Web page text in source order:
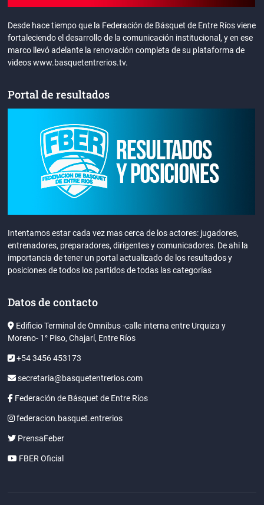
Desde hace tiempo que la Federación de Básquet de Entre Ríos viene
fortaleciendo el desarrollo de la comunicación institucional, y en ese
marco llevó adelante la renovación completa de su plataforma de
videos www.basquetentrerios.tv.
Portal de resultados
Intentamos estar cada vez mas cerca de los actores: jugadores,
entrenadores, preparadores, dirigentes y comunicadores. De ahi la
importancia de tener un portal actualizado de los resultados y
posiciones de todos los partidos de todas las categorías
Datos de contacto
Edificio Terminal de Omnibus -calle interna entre Urquiza y
Moreno- 1° Piso, Chajarí, Entre Ríos
+54 3456 453173
secretaria@basquetentrerios.com
Federación de Básquet de Entre Ríos
federacion.basquet.entrerios
PrensaFeber
FBER Oficial